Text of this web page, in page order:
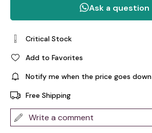
Critical Stock
Add to Favorites
Notify me when the price goes down
Free Shipping
Write a comment